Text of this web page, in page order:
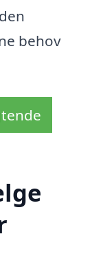
behov